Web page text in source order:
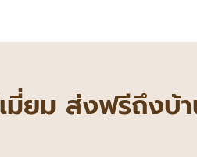
มี่ยม ส่งฟรีถึงบ้